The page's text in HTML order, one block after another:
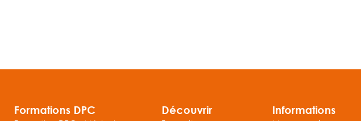
Formations DPC Découvrir Informations